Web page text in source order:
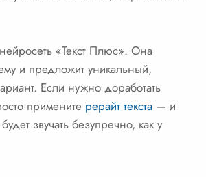
«Текст Плюс». Она
и предложит уникальный,
Если нужно доработать
примените рерайт текста — и
звучать безупречно, как у